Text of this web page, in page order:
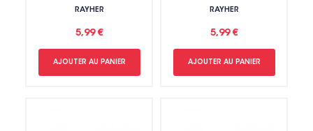
RAYHER
5,99 €
AJOUTER AU PANIER
RAYHER
5,99 €
AJOUTER AU PANIER